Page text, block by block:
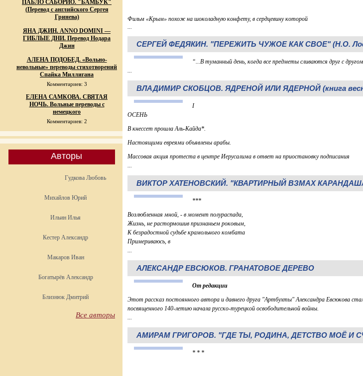
ПАБЛО САБОРИО. "БАМБУК"
(Перевод с английского Сергея
Гринева)
ЯНА ДЖИН. ANNO DOMINI —
ГИБЛЫЕ ДНИ. Перевод Нодара
Джин
АЛЕНА ПОДОБЕД. «Вольно-
невольные» переводы стихотворений
Спайка Миллигана
Комментариев: 3
ЕЛЕНА САМКОВА. СВЯТАЯ
НОЧЬ. Вольные переводы с
немецкого
Комментариев: 2
Авторы
Гудкова Любовь
Михайлов Юрий
Ильин Илья
Кестер Александр
Макаров Иван
Богатырёв Александр
Близнюк Дмитрий
Все авторы
Фильм «Крым» похож на шоколадную конфету, в сердцевину которой
...
СЕРГЕЙ ФЕДЯКИН. "ПЕРЕЖИТЬ ЧУЖОЕ КАК СВОЕ" (Н.О.
“...В туманный день, когда все предметы сливаются друг с
...
ВЛАДИМИР СКОБЦОВ. ЯДРЕНОЙ ИЛИ ЯДЕРНОЙ (книга
I
ОСЕНЬ
В кнессет прошла Аль-Кайда*.
Настоящими евреями объявлены арабы.
Массовая акция протеста в центре Иерусалима в ответ на приостановку подписания
...
ВИКТОР ХАТЕНОВСКИЙ. "КВАРТИРНЫЙ ВЗМАХ
***
Возлюбленная мной, - в момент полураспада,
Жизнь, не растормошив признаньем роковым,
К безрадостной судьбе крамольного комбата
Примериваюсь, в
...
АЛЕКСАНДР ЕВСЮКОВ. ГРАНАТОВОЕ ДЕРЕВО
От редакции
Этот рассказ постоянного автора и давнего друга "Артбухты" Александра Евсюкова
посвященного 140-летию начала русско-турецкой освободительной войны.
...
АМИРАМ ГРИГОРОВ. "ГДЕ ТЫ, РОДИНА, ДЕТСТВО МОЁ И
* * *